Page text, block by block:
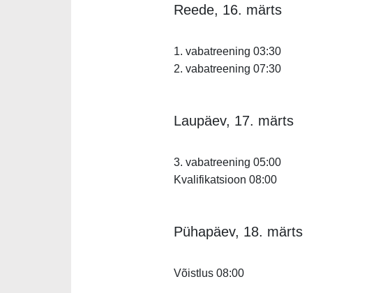
Reede, 16. märts
1. vabatreening 03:30
2. vabatreening 07:30
Laupäev, 17. märts
3. vabatreening 05:00
Kvalifikatsioon 08:00
Pühapäev, 18. märts
Võistlus 08:00